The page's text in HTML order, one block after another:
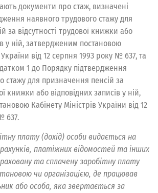
документи про стаж, визначені
наявного трудового стажу для
за відсутності трудової книжки або
у ній, затвердженим постановою
України від 12 серпня 1993 року № 637, та
1 до Порядку підтвердження
стажу для призначення пенсій за
книжки або відповідних записів у ній,
Кабінету Міністрів України від 12
637.
плату (дохід) особи видається на
платіжних відомостей та інших
та сплачену заробітну плату
чи організацією, де працював
або особа, яка звертається за